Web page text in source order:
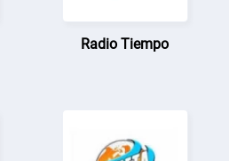
Radio Tiempo